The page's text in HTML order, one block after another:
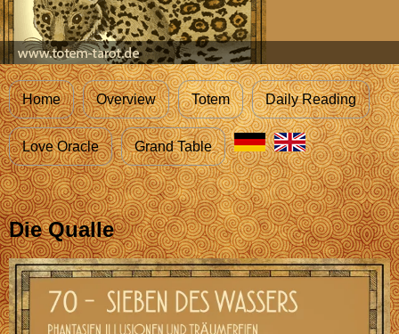
Home Overview Totem Daily Reading
Love Oracle Grand Table
Die Qualle